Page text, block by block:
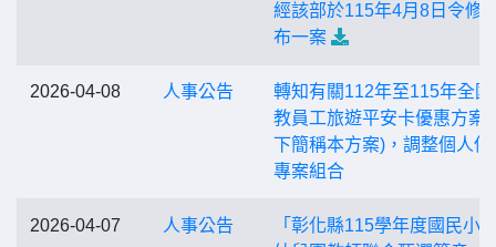
經該部於115年4月8日令修
布一案
2026-04-08 人事公告
轉知有關112年至115年全國
教員工旅遊平安卡優惠方案(
下簡稱本方案)，調整個人保
專案組合
2026-04-07 人事公告
「彰化縣115學年度國民小